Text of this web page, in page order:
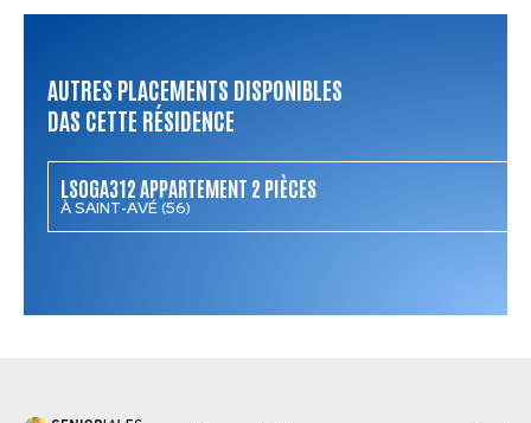
AUTRES PLACEMENTS DISPONIBLES
DAS CETTE RÉSIDENCE
LSOGA312 APPARTEMENT 2 PIÈCES
À SAINT-AVÉ (56)